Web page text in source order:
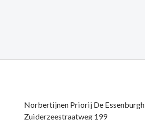
Norbertijnen Priorij De Essenburgh
Zuiderzeestraatweg 199